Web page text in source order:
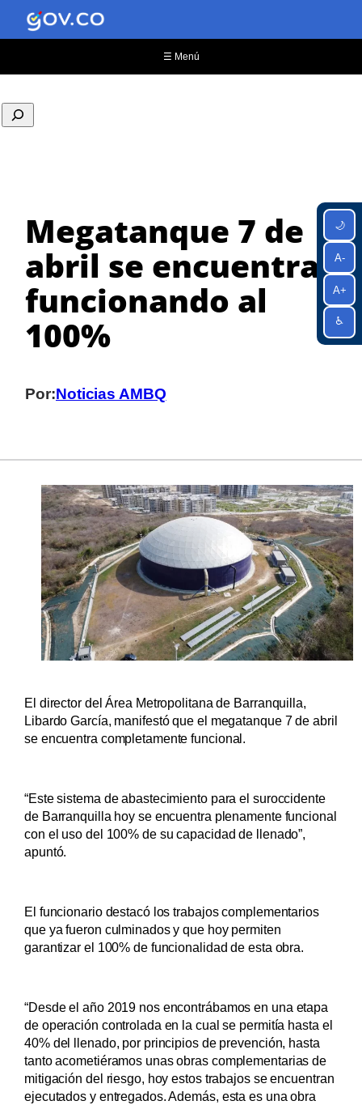
🌙
A-
A+
♿
contenido
☰ Menú
Megatanque 7 de
abril se encuentra
funcionando al
100%
Por:Noticias AMBQ
El director del Área Metropolitana de Barranquilla,
Libardo García, manifestó que el megatanque 7 de abril
se encuentra completamente funcional.
“Este sistema de abastecimiento para el suroccidente
de Barranquilla hoy se encuentra plenamente funcional
con el uso del 100% de su capacidad de llenado”,
apuntó.
El funcionario destacó los trabajos complementarios
que ya fueron culminados y que hoy permiten
garantizar el 100% de funcionalidad de esta obra.
“Desde el año 2019 nos encontrábamos en una etapa
de operación controlada en la cual se permitía hasta el
40% del llenado, por principios de prevención, hasta
tanto acometiéramos unas obras complementarias de
mitigación del riesgo, hoy estos trabajos se encuentran
ejecutados y entregados. Además, esta es una obra